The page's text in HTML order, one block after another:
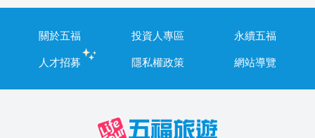
關於五福 投資人專區
永續五福
人才招募
隱私權政策 網站導覽